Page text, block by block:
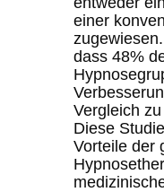
einer
dass 48%
Vergleich
Diese
Vorteile der